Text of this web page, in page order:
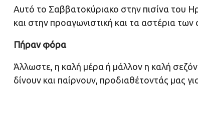
Αυτό το Σαββατοκύριακο στην πισίνα του
και στην προαγωνιστική και τα αστέρια
Πήραν φόρα
Άλλωστε, η καλή μέρα ή μάλλον η καλή
δίνουν και παίρνουν, προδιαθέτοντάς μας